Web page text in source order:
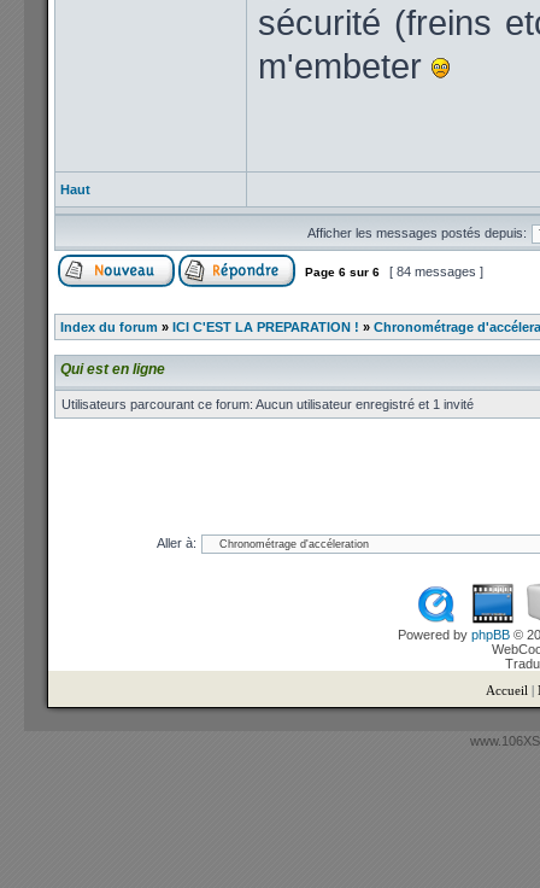
sécurité (freins
m'embeter
Haut
Afficher les messages postés depuis:
Page 6 sur 6 [ 84 messages ]
Index du forum » ICI C'EST LA PREPARATION ! » Chronométrage
Qui est en ligne
Utilisateurs parcourant ce forum: Aucun utilisateur enregistré et 1 invité
Aller à:
Powered by phpBB ©
Accueil |